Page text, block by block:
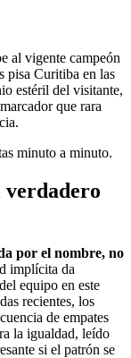
al vigente campeón
pisa Curitiba en las
estéril del visitante,
que rara
minuto a minuto.
verdadero
por el nombre, no
implícita da
equipo en este
recientes, los
de empates
la igualdad, leído
si el patrón se